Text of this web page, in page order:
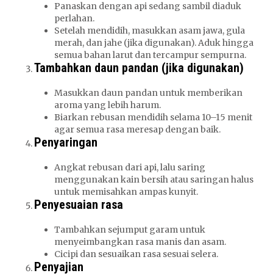
Panaskan dengan api sedang sambil diaduk
perlahan.
Setelah mendidih, masukkan asam jawa, gula
merah, dan jahe (jika digunakan). Aduk hingga
semua bahan larut dan tercampur sempurna.
Tambahkan daun pandan (jika digunakan)
Masukkan daun pandan untuk memberikan
aroma yang lebih harum.
Biarkan rebusan mendidih selama 10–15 menit
agar semua rasa meresap dengan baik.
Penyaringan
Angkat rebusan dari api, lalu saring
menggunakan kain bersih atau saringan halus
untuk memisahkan ampas kunyit.
Penyesuaian rasa
Tambahkan sejumput garam untuk
menyeimbangkan rasa manis dan asam.
Cicipi dan sesuaikan rasa sesuai selera.
Penyajian